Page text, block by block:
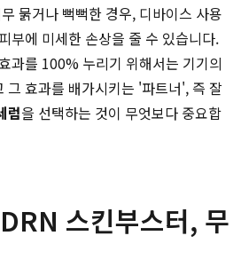
묽거나 뻑뻑한 경우, 디바이스 사용
부에 미세한 손상을 줄 수 있습니다.
과를 100% 누리기 위해서는 기기의
그 효과를 배가시키는 '파트너', 즉 잘
럼을 선택하는 것이 무엇보다 중요합
스킨부스터, 무